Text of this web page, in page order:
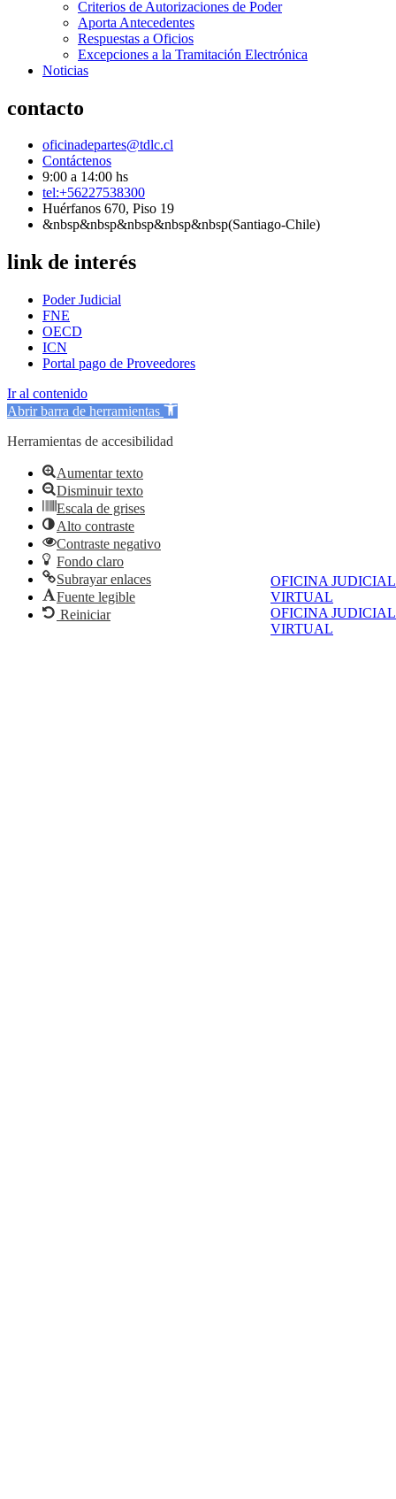
OFICINA JUDICIAL
VIRTUAL
OFICINA JUDICIAL
VIRTUAL
Criterios de Autorizaciones de Poder
Aporta Antecedentes
Respuestas a Oficios
Excepciones a la Tramitación Electrónica
Noticias
contacto
oficinadepartes@tdlc.cl
Contáctenos
9:00 a 14:00 hs
tel:+56227538300
Huérfanos 670, Piso 19
&nbsp&nbsp&nbsp&nbsp&nbsp(Santiago-Chile)
link de interés
Poder Judicial
FNE
OECD
ICN
Portal pago de Proveedores
Ir al contenido
Abrir barra de herramientas
Herramientas de accesibilidad
Aumentar texto
Disminuir texto
Escala de grises
Alto contraste
Contraste negativo
Fondo claro
Subrayar enlaces
Fuente legible
Reiniciar